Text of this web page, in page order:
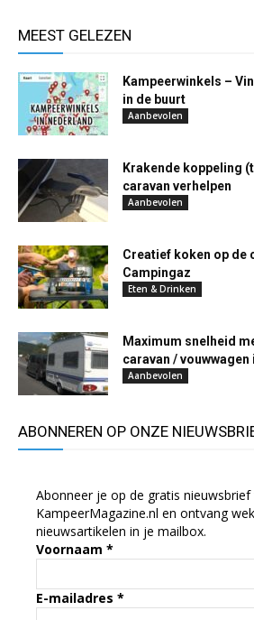
MEEST GELEZEN
Kampeerwinkels –
in de buurt
Aanbevolen
Krakende koppeling
caravan verhelpen
Aanbevolen
Creatief koken op de
Campingaz
Eten & Drinken
Maximum snelheid
caravan / vouwwagen
Aanbevolen
ABONNEREN OP ONZE
Abonneer je op de gratis nieuwsbrief
KampeerMagazine.nl en ontvang
nieuwsartikelen in je mailbox.
Voornaam *
E-mailadres *